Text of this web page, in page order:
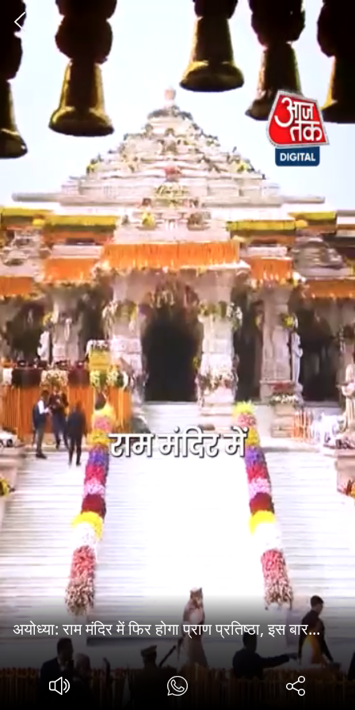
अयोध्या: राम मंदिर में फिर होगा प्राण प्रतिष्ठा, इस बार...